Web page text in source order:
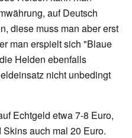
auf Deutsch
diese muss man aber erst
man erspielt sich "Blaue
Helden ebenfalls
nicht unbedingt
Echtgeld etwa 7-8 Euro,
auch mal 20 Euro.